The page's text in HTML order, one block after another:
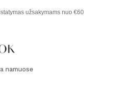
užsakymams nuo €60
namuose